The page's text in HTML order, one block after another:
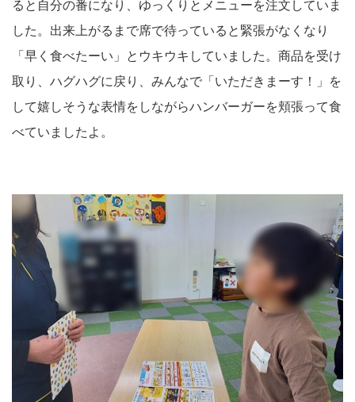
ると自分の番になり、ゆっくりとメニューを注文していま
した。出来上がるまで席で待っていると緊張がなくなり
「早く食べたーい」とウキウキしていました。商品を受け
取り、ハグハグに戻り、みんなで「いただきまーす！」を
して嬉しそうな表情をしながらハンバーガーを頬張って食
べていましたよ。